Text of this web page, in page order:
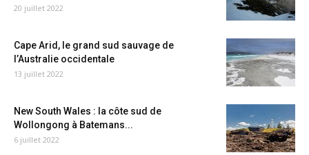
20 juillet 2022
Cape Arid, le grand sud sauvage de
l’Australie occidentale
13 juillet 2022
New South Wales : la côte sud de
Wollongong à Batemans...
6 juillet 2022